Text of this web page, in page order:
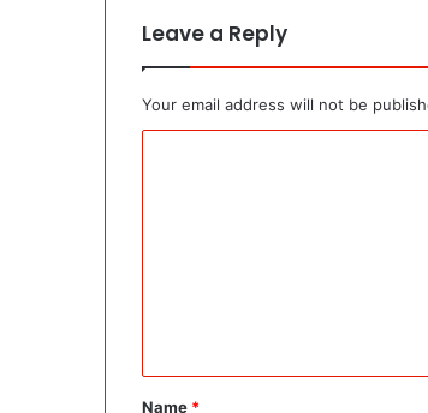
Leave a Reply
Your email address will not be
*
Name *